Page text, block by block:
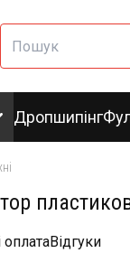
Дропшипінг
оплатаВідгуки